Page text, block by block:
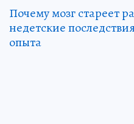
Почему мозг стареет
недетские
опыта